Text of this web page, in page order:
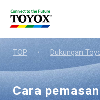
TOP ・ Dukungan
Cara